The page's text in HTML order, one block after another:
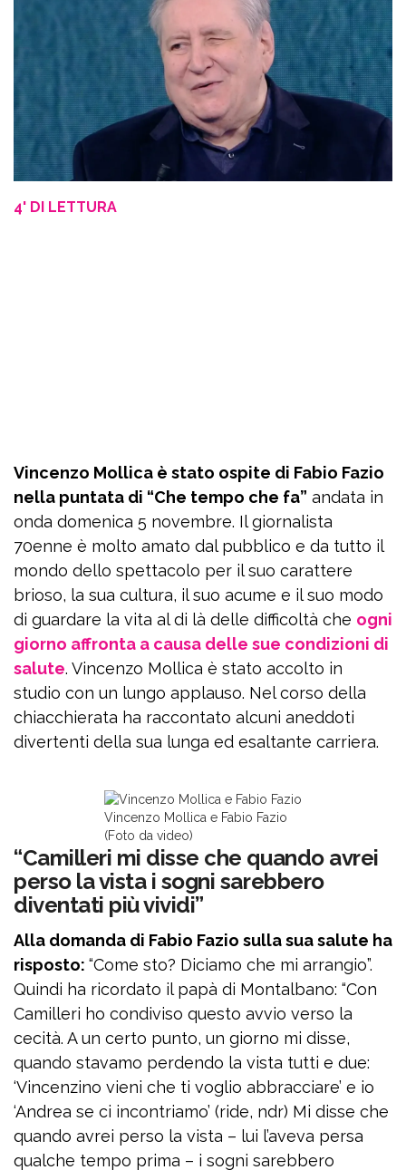
4' DI LETTURA
Vincenzo Mollica è stato ospite di Fabio Fazio
nella puntata di “Che tempo che fa” andata in
onda domenica 5 novembre. Il giornalista
70enne è molto amato dal pubblico e da tutto il
mondo dello spettacolo per il suo carattere
brioso, la sua cultura, il suo acume e il suo modo
di guardare la vita al di là delle difficoltà che ogni
giorno affronta a causa delle sue condizioni di
salute. Vincenzo Mollica è stato accolto in
studio con un lungo applauso. Nel corso della
chiacchierata ha raccontato alcuni aneddoti
divertenti della sua lunga ed esaltante carriera.
Vincenzo Mollica e Fabio Fazio
(Foto da video)
“Camilleri mi disse che quando avrei
perso la vista i sogni sarebbero
diventati più vividi”
Alla domanda di Fabio Fazio sulla sua salute ha
risposto: “Come sto? Diciamo che mi arrangio”.
Quindi ha ricordato il papà di Montalbano: “Con
Camilleri ho condiviso questo avvio verso la
cecità. A un certo punto, un giorno mi disse,
quando stavamo perdendo la vista tutti e due:
‘Vincenzino vieni che ti voglio abbracciare’ e io
‘Andrea se ci incontriamo’ (ride, ndr) Mi disse che
quando avrei perso la vista – lui l’aveva persa
qualche tempo prima – i sogni sarebbero